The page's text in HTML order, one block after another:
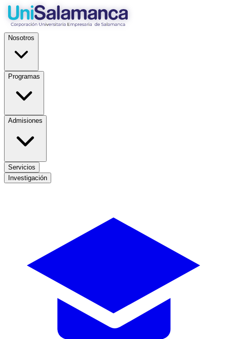
Nosotros
Programas
Admisiones
Servicios
Investigación